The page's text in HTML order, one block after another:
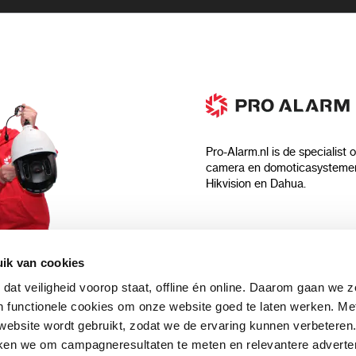
van cookies
veiligheid voorop staat, offline én online. Daarom gaan we
functionele cookies om onze website goed te laten werken.
wordt gebruikt, zodat we de ervaring kunnen verbeteren.
we om campagneresultaten te meten en relevantere
en
Pro-Alarm.nl is de specialist
camera en
Hikvision en Dahua.
Algemene voorwaarden
Privacyverklaring
Blog